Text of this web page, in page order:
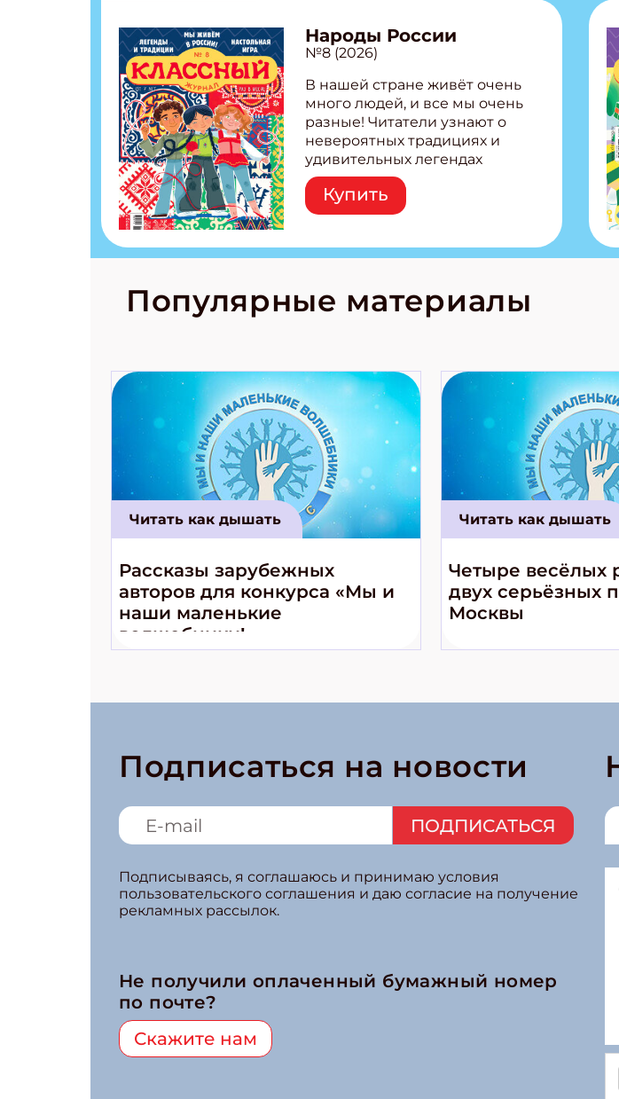
Народы России
№8 (2026)
В нашей стране живёт очень
много людей, и все мы очень
разные! Читатели узнают о
невероятных традициях и
удивительных легендах
народов России! Внутри:
Легенды татар, башкир и
бурятов Настольная игра
странные слова Традиционные
космические приключения!
Купить
Популярные материалы
Читать как дышать
Рассказы зарубежных
авторов для конкурса «Мы и
наши маленькие
волшебники!»
Читать как дышать
Четыре весёлых
двух серьёзных
Москвы
Подписаться на новости
ПОДПИСАТЬСЯ
Подписываясь, я соглашаюсь и принимаю условия
пользовательского соглашения и даю согласие на получение
рекламных рассылок.
Не получили оплаченный бумажный номер
по почте?
Скажите нам